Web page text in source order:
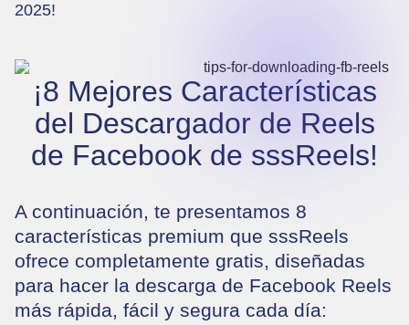
2025!
¡8 Mejores Características
del Descargador de Reels
de Facebook de sssReels!
A continuación, te presentamos 8
características premium que sssReels
ofrece completamente gratis, diseñadas
para hacer la descarga de Facebook Reels
más rápida, fácil y segura cada día: